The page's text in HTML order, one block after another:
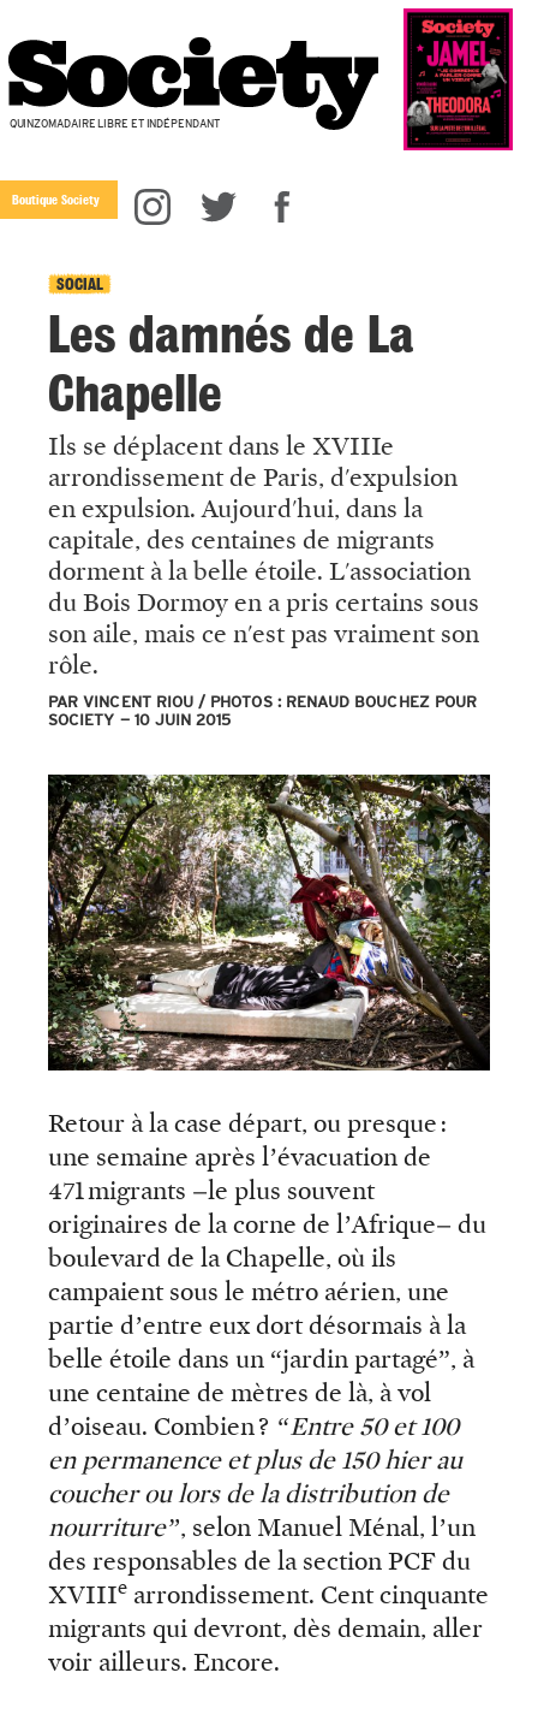
QUINZOMADAIRE LIBRE ET INDÉPENDANT
Boutique Society
SOCIAL
Les damnés de La
Chapelle
Ils se déplacent dans le XVIIIe
arrondissement de Paris, d'expulsion
en expulsion. Aujourd'hui, dans la
capitale, des centaines de migrants
dorment à la belle étoile. L'association
du Bois Dormoy en a pris certains sous
son aile, mais ce n'est pas vraiment son
rôle.
PAR VINCENT RIOU / PHOTOS : RENAUD BOUCHEZ POUR
SOCIETY
10 JUIN 2015
Retour à la case départ, ou presque :
une semaine après l’évacuation de
471 migrants –le plus souvent
originaires de la corne de l’Afrique– du
boulevard de la Chapelle, où ils
campaient sous le métro aérien, une
partie d’entre eux dort désormais à la
belle étoile dans un “jardin partagé”, à
une centaine de mètres de là, à vol
d’oiseau. Combien ? “Entre 50 et 100
en permanence et plus de 150 hier au
coucher ou lors de la distribution de
nourriture”, selon Manuel Ménal, l’un
des responsables de la section PCF du
XVIIIe arrondissement. Cent cinquante
migrants qui devront, dès demain, aller
voir ailleurs. Encore.